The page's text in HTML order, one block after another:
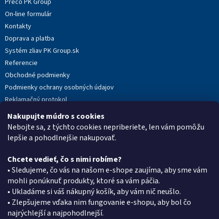
Nakupujte múdro s cookies
Nebojte sa, z týchto cookies nepriberiete, len vám pomôžu
lepšie a pohodlnejšie nakupovať.
Chcete vedieť, čo s nimi robíme?
• Sledujeme, čo vás na našom e-shope zaujíma, aby sme vám
mohli ponúknuť produkty, ktoré sa vám páčia.
• Ukladáme si váš nákupný košík, aby vám nič neušlo.
• Zlepšujeme vďaka nim fungovanie e-shopu, aby bol čo
najrýchlejší a najpohodlnejší.
On-line formulár
Kontakty
Doprava a platba
Systém zliav PK Group.sk
Referencie
Obchodné podmienky
Podmienky ochrany osobných údajov
Reklamačný protokol
Novinky
Moja objednávka
Kontakt
eshop@pkgroup.sk
+420739079933
+420734621131